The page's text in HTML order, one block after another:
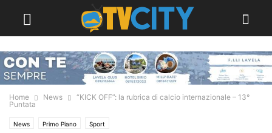
Home News
“KICK OFF”: la rubrica di calcio internazionale – 13°
Puntata
News Primo Piano Sport